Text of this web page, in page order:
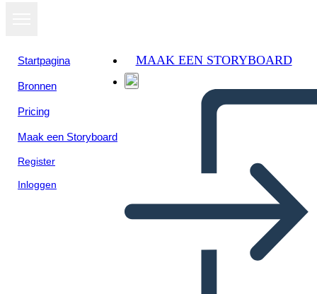
Startpagina
Bronnen
Pricing
Maak een Storyboard
Register
Inloggen
MAAK EEN STORYBOARD